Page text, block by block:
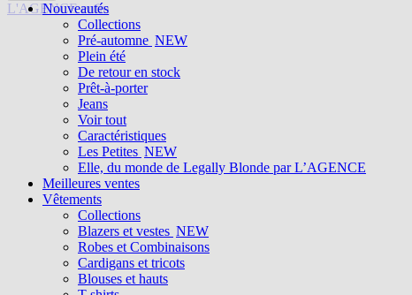
Nouveautés
Collections
Pré-automne NEW
Plein été
De retour en stock
Prêt-à-porter
Jeans
Voir tout
Caractéristiques
Les Petites NEW
Elle, du monde de Legally Blonde par L’AGENCE
Meilleures ventes
Vêtements
Collections
Blazers et vestes NEW
Robes et Combinaisons
Cardigans et tricots
Blouses et hauts
L'AGENCE enfin